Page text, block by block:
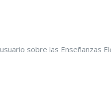
sobre las Enseñanzas